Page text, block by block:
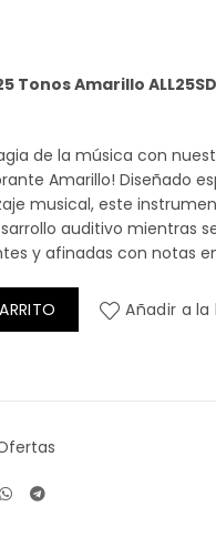
Tonos Amarillo
de la música con
Amarillo! Diseñado
musical, este
auditivo mientras
y afinadas con notas
Tonos + BaquetaAñadir a la